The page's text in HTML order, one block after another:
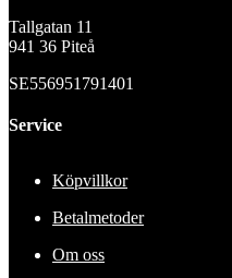
Tallgatan 11
941 36 Piteå
SE556951791401
Service
Köpvillkor
Betalmetoder
Om oss